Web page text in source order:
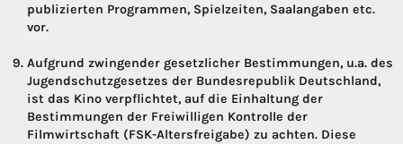
publizierten Programmen, Spielzeiten, Saalangaben etc.
vor.
Aufgrund zwingender gesetzlicher Bestimmungen, u.a. des
Jugendschutzgesetzes der Bundesrepublik Deutschland,
ist das Kino verpflichtet, auf die Einhaltung der
Bestimmungen der Freiwilligen Kontrolle der
Filmwirtschaft (FSK-Altersfreigabe) zu achten. Diese